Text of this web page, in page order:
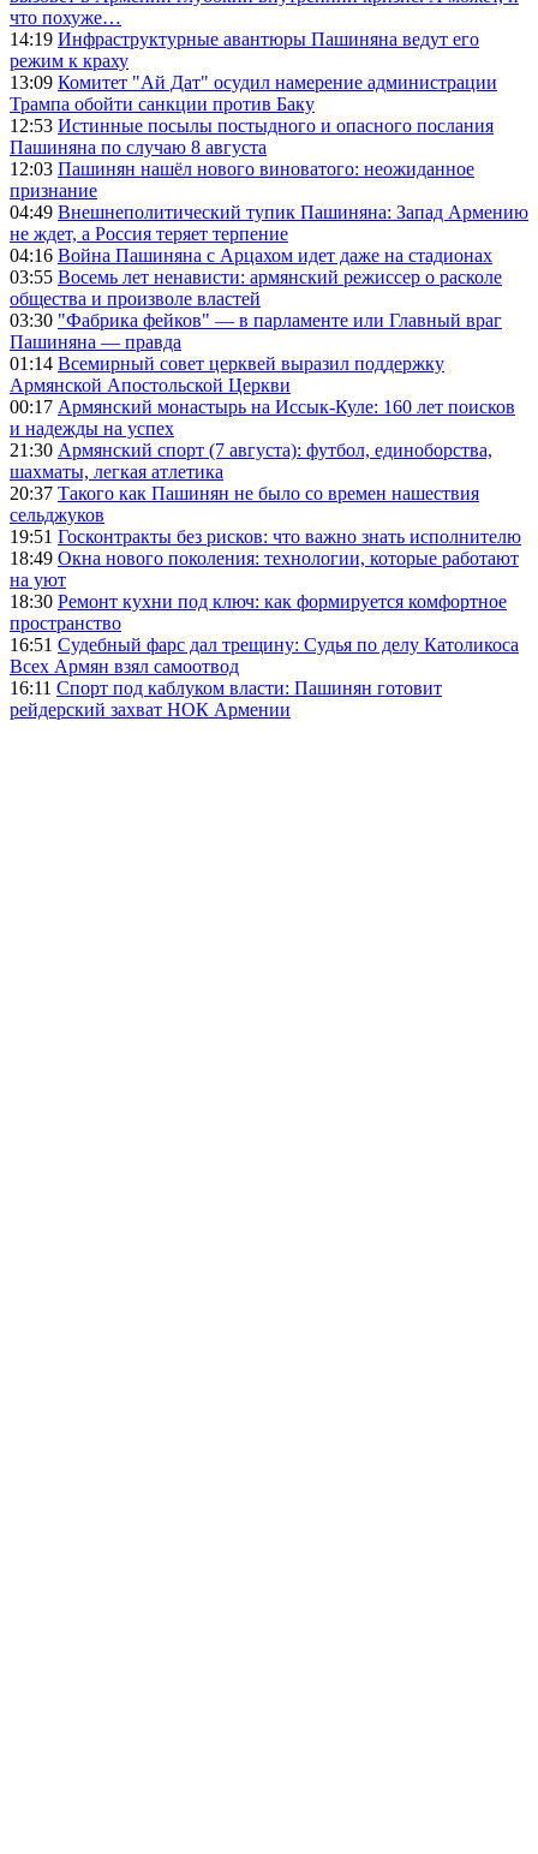
что похуже…
14:19 Инфраструктурные авантюры Пашиняна ведут его
режим к краху
13:09 Комитет "Ай Дат" осудил намерение администрации
Трампа обойти санкции против Баку
12:53 Истинные посылы постыдного и опасного послания
Пашиняна по случаю 8 августа
12:03 Пашинян нашёл нового виноватого: неожиданное
признание
04:49 Внешнеполитический тупик Пашиняна: Запад Армению
не ждет, а Россия теряет терпение
04:16 Война Пашиняна с Арцахом идет даже на стадионах
03:55 Восемь лет ненависти: армянский режиссер о расколе
общества и произволе властей
03:30 "Фабрика фейков" — в парламенте или Главный враг
Пашиняна — правда
01:14 Всемирный совет церквей выразил поддержку
Армянской Апостольской Церкви
00:17 Армянский монастырь на Иссык-Куле: 160 лет поисков
и надежды на успех
21:30 Армянский спорт (7 августа): футбол, единоборства,
шахматы, легкая атлетика
20:37 Такого как Пашинян не было со времен нашествия
сельджуков
19:51 Госконтракты без рисков: что важно знать исполнителю
18:49 Окна нового поколения: технологии, которые работают
на уют
18:30 Ремонт кухни под ключ: как формируется комфортное
пространство
16:51 Судебный фарс дал трещину: Судья по делу Католикоса
Всех Армян взял самоотвод
16:11 Спорт под каблуком власти: Пашинян готовит
рейдерский захват НОК Армении